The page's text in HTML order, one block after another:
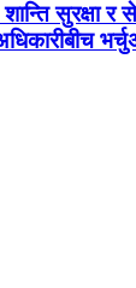
सुरक्षा र